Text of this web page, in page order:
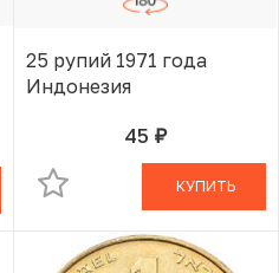
25 рупий 1971 года
Индонезия
45 руб.В КОРЗИНЕ
КУПИТЬ